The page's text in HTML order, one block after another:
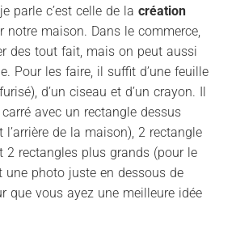
parle c’est celle de la création
notre maison. Dans le commerce,
des tout fait, mais on peut aussi
Pour les faire, il suffit d’une feuille
d’un ciseau et d’un crayon. Il
avec un rectangle dessus
l’arrière de la maison), 2 rectangle
2 rectangles plus grands (pour le
une photo juste en dessous de
que vous ayez une meilleure idée